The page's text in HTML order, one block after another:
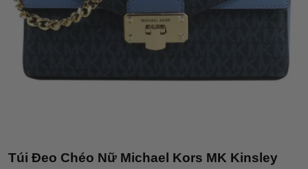
Túi Đeo Chéo Nữ Michael Kors MK Kinsley